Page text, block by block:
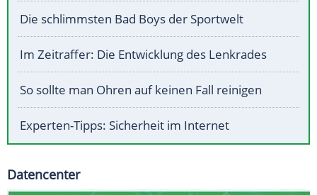
Die schlimmsten Bad Boys der Sportwelt
Im Zeitraffer: Die Entwicklung des Lenkrades
So sollte man Ohren auf keinen Fall reinigen
Experten-Tipps: Sicherheit im Internet
Datencenter